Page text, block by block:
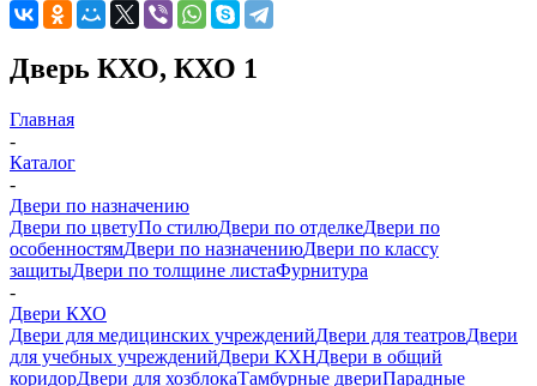
Дверь КХО, КХО 1
Главная
-
Каталог
-
Двери по назначению
Двери по цветуПо стилюДвери по отделкеДвери по
особенностямДвери по назначениюДвери по классу
защитыДвери по толщине листаФурнитура
-
Двери КХО
Двери для медицинских учрежденийДвери для театровДвери
для учебных учрежденийДвери КХНДвери в общий
коридорДвери для хозблокаТамбурные двериПарадные